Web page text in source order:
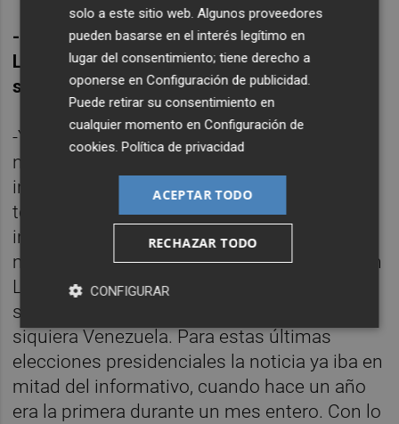
-¿Interesa en España lo que pasa en
Latinoamérica, o el interés reciente ha sido
solo por Venezuela?
-Yo creo que el español se ha vuelto muy
nacionalista en cuanto al consumo de
información, por el tema de Catalunya, el
tema de los refugiados, los atentados... La
información internacional ha decaído
muchísimo. Yo por ejemplo, el primer año en
Latinoamérica viajé para Cuatro por cinco o
seis países. Les interesaba todo. Y ahora ni
siquiera Venezuela. Para estas últimas
elecciones presidenciales la noticia ya iba en
mitad del informativo, cuando hace un año
era la primera durante un mes entero. Con lo
solo a este sitio web. Algunos proveedores
pueden basarse en el interés legítimo en
lugar del consentimiento; tiene derecho a
oponerse enConfiguración de publicidad.
Puede retirar su consentimiento en
cualquier momento enConfiguración de
cookies.Política de privacidad
ACEPTAR TODO
RECHAZAR TODO
CONFIGURAR